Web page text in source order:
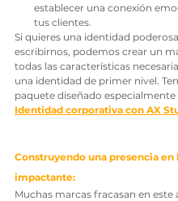
establecer una conexión
tus clientes.
Si quieres una identidad
escribirnos, podemos crear un
todas las características
una identidad de primer nivel.
paquete diseñado especialmente
Identidad corporativa con AX
Construyendo una presencia en
impactante:
Muchas marcas fracasan en este